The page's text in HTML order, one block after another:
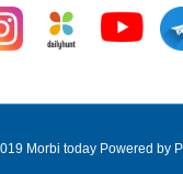
Morbi today Powered by